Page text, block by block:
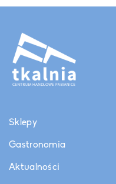
Sklepy
Gastronomia
Aktualności